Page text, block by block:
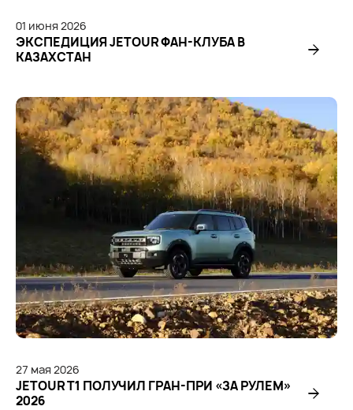
01 июня2026
ЭКСПЕДИЦИЯ JETOUR ФАН-КЛУБА В
КАЗАХСТАН
27 мая2026
JETOUR T1 ПОЛУЧИЛ ГРАН-ПРИ «ЗА РУЛЕМ»
2026